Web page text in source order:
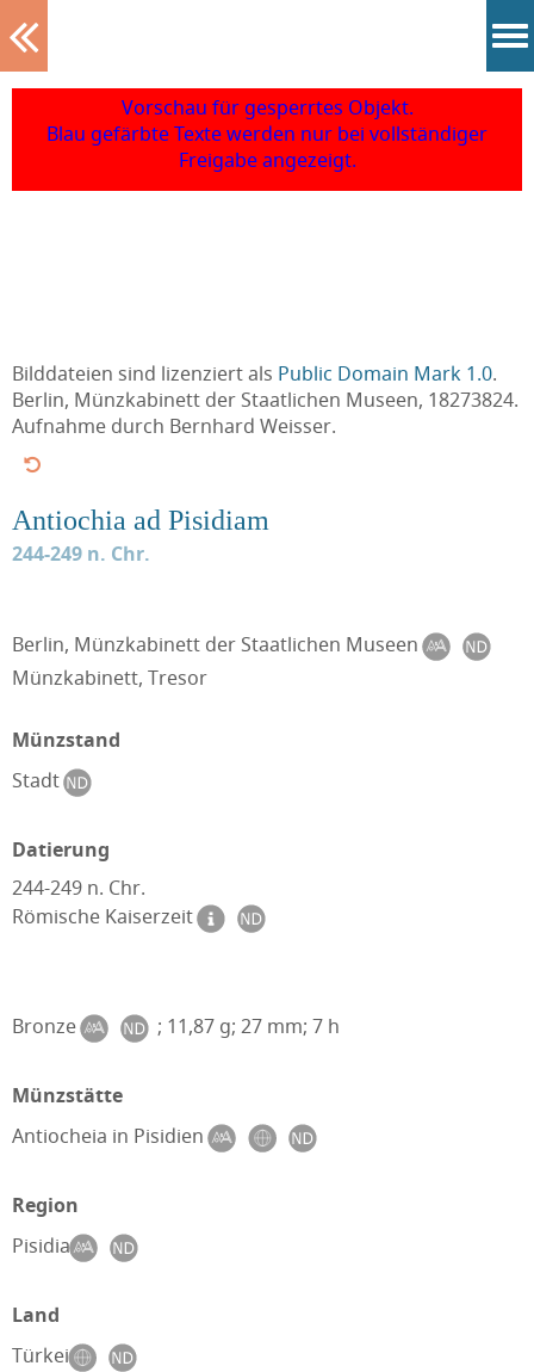
Vorschau für gesperrtes Objekt.
Blau gefärbte Texte werden nur bei vollständiger
Freigabe angezeigt.
Bilddateien sind lizenziert als Public Domain Mark 1.0.
Berlin, Münzkabinett der Staatlichen Museen, 18273824.
Aufnahme durch Bernhard Weisser.
Antiochia ad Pisidiam
244-249 n. Chr.
Berlin, Münzkabinett der Staatlichen Museen
Münzkabinett, Tresor
Münzstand
Stadt
Datierung
244-249 n. Chr.
Römische Kaiserzeit
Bronze ; 11,87 g; 27 mm; 7 h
Münzstätte
Antiocheia in Pisidien
Region
Pisidia
Land
Türkei